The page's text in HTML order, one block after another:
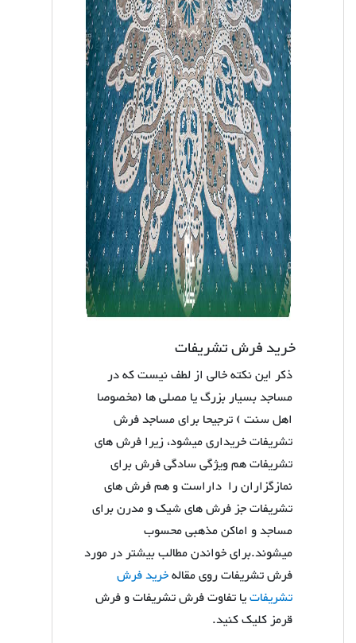
خرید فرش تشریفات
ذکر این نکته خالی از لطف نیست که در
مساجد بسیار بزرگ یا مصلی ها (مخصوصا
اهل سنت ) ترجیحا برای مساجد فرش
تشریفات خریداری میشود، زیرا فرش های
تشریفات هم ویژگی سادگی فرش برای
نمازگزاران را داراست و هم فرش های
تشریفات جز فرش های شیک و مدرن برای
مساجد و اماکن مذهبی محسوب
میشوند.برای خواندن مطالب بیشتر در مورد
فرش تشریفات روی مقالهخرید فرش
تشریفاتیا تفاوت فرش تشریفات و فرش
قرمز کلیک کنید.